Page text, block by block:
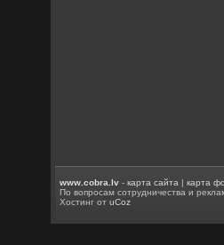
www.cobra.lv -карта сайта |карта
По вопросам сотрудничества и
Хостинг отuCoz